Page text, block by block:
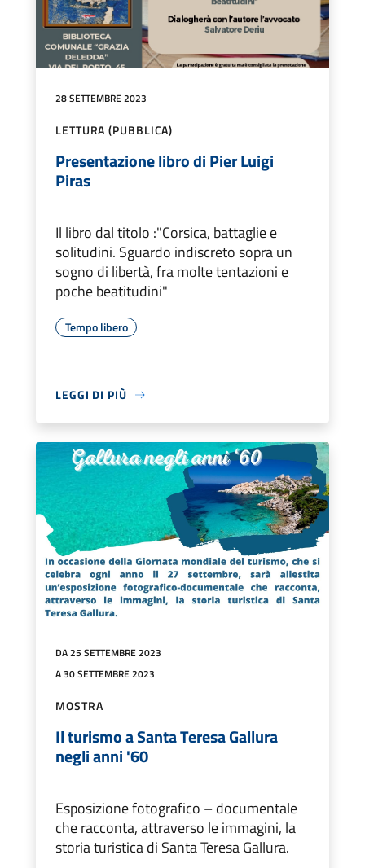
28 SETTEMBRE 2023
LETTURA (PUBBLICA)
Presentazione libro di Pier Luigi
Piras
Il libro dal titolo :"Corsica, battaglie e
solitudini. Sguardo indiscreto sopra un
sogno di libertà, fra molte tentazioni e
poche beatitudini"
Tempo libero
LEGGI DI PIÙ
DA 25 SETTEMBRE 2023
A 30 SETTEMBRE 2023
MOSTRA
Il turismo a Santa Teresa Gallura
negli anni '60
Esposizione fotografico – documentale
che racconta, attraverso le immagini, la
storia turistica di Santa Teresa Gallura.